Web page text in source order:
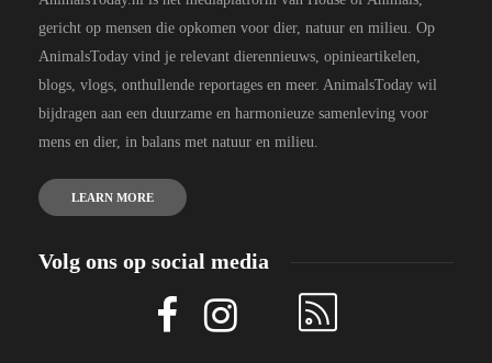
gericht op mensen die opkomen voor dier, natuur en milieu. Op
AnimalsToday vind je relevant dierennieuws, opinieartikelen,
blogs, vlogs, onthullende reportages en meer. AnimalsToday wil
bijdragen aan een duurzame en harmonieuze samenleving voor
mens en dier, in balans met natuur en milieu.
LEARN MORE
Volg ons op social media